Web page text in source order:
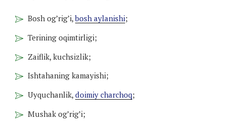
Bosh og’rig’i,bosh aylanishi;
Terining oqimtirligi;
Zaiflik, kuchsizlik;
Ishtahaning kamayishi;
Uyquchanlik, doimiy charchoq;
Mushak og’rig’i;